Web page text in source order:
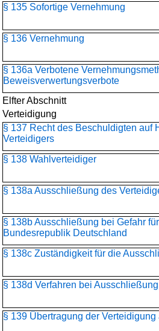
§ 135 Sofortige Vernehmung
§ 136 Vernehmung
§ 136a Verbotene
Beweisverwertungsverbote
Elfter Abschnitt
Verteidigung
§ 137 Recht des Beschuldigten auf
Verteidigers
§ 138 Wahlverteidiger
§ 138a Ausschließung des
§ 138b Ausschließung bei Gefahr
Bundesrepublik Deutschland
§ 138c Zuständigkeit für die
§ 138d Verfahren bei
§ 139 Übertragung der